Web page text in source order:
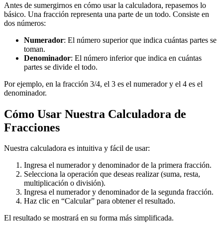
Antes de sumergirnos en cómo usar la calculadora, repasemos lo
básico. Una fracción representa una parte de un todo. Consiste en
dos números:
Numerador: El número superior que indica cuántas partes se
toman.
Denominador: El número inferior que indica en cuántas
partes se divide el todo.
Por ejemplo, en la fracción 3/4, el 3 es el numerador y el 4 es el
denominador.
Cómo Usar Nuestra Calculadora de
Fracciones
Nuestra calculadora es intuitiva y fácil de usar:
Ingresa el numerador y denominador de la primera fracción.
Selecciona la operación que deseas realizar (suma, resta,
multiplicación o división).
Ingresa el numerador y denominador de la segunda fracción.
Haz clic en “Calcular” para obtener el resultado.
El resultado se mostrará en su forma más simplificada.